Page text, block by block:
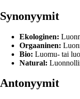
Synonyymit
Ekologinen:
Orgaaninen:
Bio: Luomu- tai
Natural:
Antonyymit